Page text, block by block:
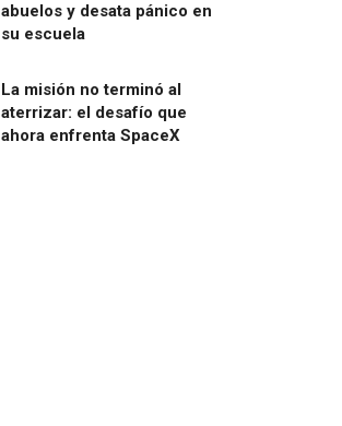
abuelos y desata pánico en
su escuela
La misión no terminó al
aterrizar: el desafío que
ahora enfrenta SpaceX